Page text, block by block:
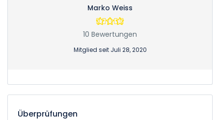
Marko Weiss
10 Bewertungen
Mitglied seit Juli 28, 2020
Überprüfungen